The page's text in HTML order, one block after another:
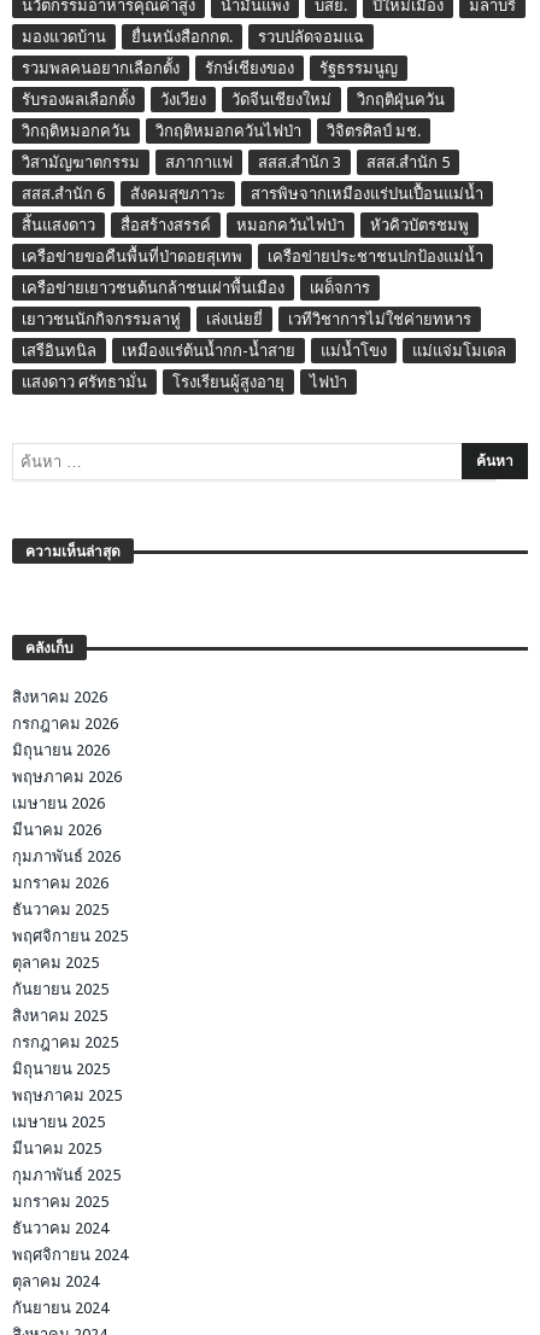
นวัตกรรมอาหารคุณค่าสูง
น้ำมันแพง บสย. ปี๋ใหม่เมือง
มลาบรี
มองแวดบ้าน
ยื่นหนังสือกกต.
รวบปลัดจอมแฉ
รวมพลคนอยากเลือกตั้ง
รักษ์เชียงของ
รัฐธรรมนูญ
รับรองผลเลือกตั้ง
วังเวียง วัดจีนเชียงใหม่
วิกฤติฝุ่นควัน
วิกฤติหมอกควัน
วิกฤติหมอกควันไฟป่า
วิจิตรศิลป์ มช.
วิสามัญฆาตกรรม
สภากาแฟ สสส.สำนัก 3
สสส.สำนัก 5
สสส.สำนัก 6
สังคมสุขภาวะ
สารพิษจากเหมืองแร่ปนเปื้อนแม่น้ำ
สิ้นแสงดาว
สื่อสร้างสรรค์ หมอกควันไฟป่า
หัวคิวบัตรชมพู
เครือข่ายขอคืนพื้นที่ป่าดอยสุเทพ
เครือข่ายประชาชนปกป้องแม่น้ำ
เครือข่ายเยาวชนต้นกล้าชนเผ่าพื้นเมือง
เผด็จการ
เยาวชนนักกิจกรรมลาหู่
เล่งเน่ยยี่
เวทีวิชาการไม่ใช่ค่ายทหาร
เสรีอินทนิล
เหมืองแร่ต้นน้ำกก-น้ำสาย แม่น้ำโขง
แม่แจ่มโมเดล
แสงดาว ศรัทธามั่น
โรงเรียนผู้สูงอายุ ไฟป่า
ความเห็นล่าสุด
คลังเก็บ
สิงหาคม 2026
กรกฎาคม 2026
มิถุนายน 2026
พฤษภาคม 2026
เมษายน 2026
มีนาคม 2026
กุมภาพันธ์ 2026
มกราคม 2026
ธันวาคม 2025
พฤศจิกายน 2025
ตุลาคม 2025
กันยายน 2025
สิงหาคม 2025
กรกฎาคม 2025
มิถุนายน 2025
พฤษภาคม 2025
เมษายน 2025
มีนาคม 2025
กุมภาพันธ์ 2025
มกราคม 2025
ธันวาคม 2024
พฤศจิกายน 2024
ตุลาคม 2024
กันยายน 2024